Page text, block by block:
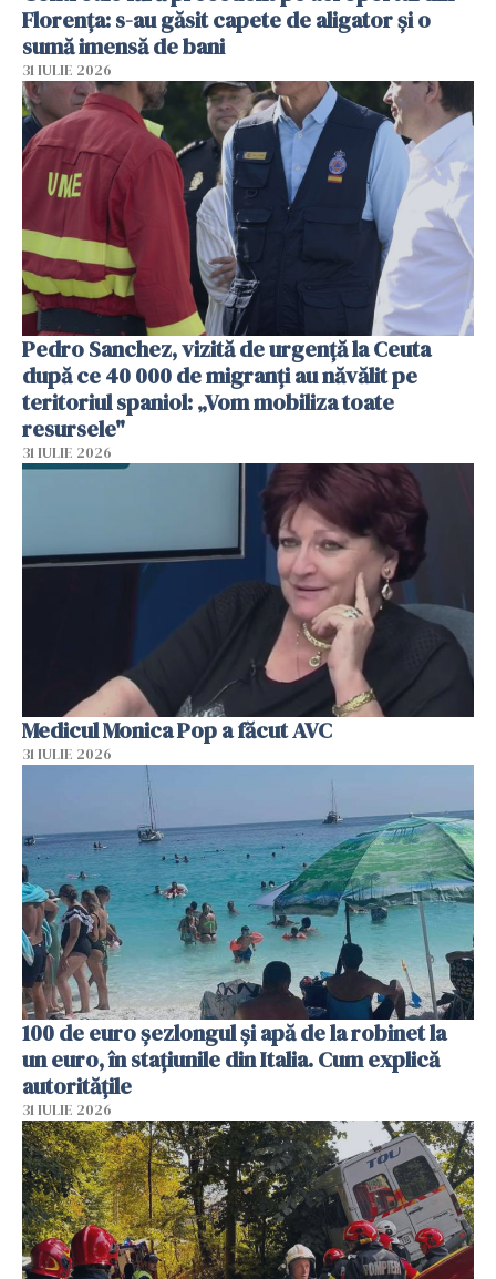
Florența: s-au găsit capete de aligator și o
sumă imensă de bani
31 IULIE 2026
Pedro Sanchez, vizită de urgență la Ceuta
după ce 40 000 de migranți au năvălit pe
teritoriul spaniol: „Vom mobiliza toate
resursele"
31 IULIE 2026
Medicul Monica Pop a făcut AVC
31 IULIE 2026
100 de euro șezlongul și apă de la robinet la
un euro, în stațiunile din Italia. Cum explică
autoritățile
31 IULIE 2026